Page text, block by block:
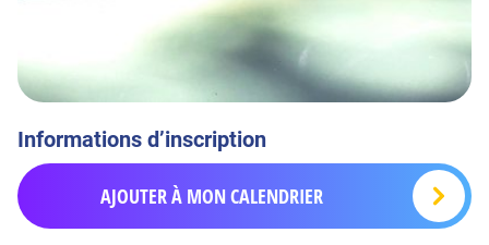
Informations d’inscription
AJOUTER À MON CALENDRIER